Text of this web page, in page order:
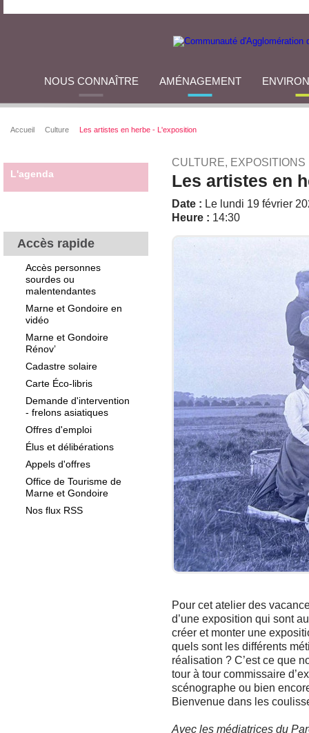
NOUS CONNAÎTRE AMÉNAGEMENT
Accueil Culture Les artistes en herbe - L'exposition
L'agenda
Accès rapide
Accès personnes
sourdes ou
malentendantes
Marne et Gondoire en
vidéo
Marne et Gondoire
Rénov’
Cadastre solaire
Carte Éco-libris
Demande d'intervention
- frelons asiatiques
Offres d'emploi
Élus et délibérations
Appels d'offres
Office de Tourisme de
Marne et Gondoire
Nos flux RSS
CULTURE, EXPOSITIONS
Les artistes en
Date : Le lundi 19 février
Heure : 14:30
Pour cet atelier des
d’une exposition qui sont
créer et monter une
quels sont les différents
réalisation ? C’est ce que
tour à tour commissaire
scénographe ou bien
Bienvenue dans les
Avec les médiatrices du